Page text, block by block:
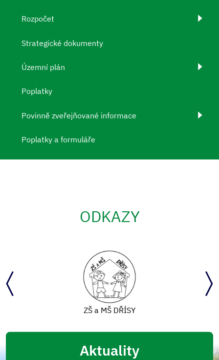
Rozpočet
Strategické dokumenty
Územní plán
Poplatky
Povinně zveřejňované informace
Poplatky a formuláře
ODKAZY
ZŠ a MŠ DŘÍSY
Aktuality